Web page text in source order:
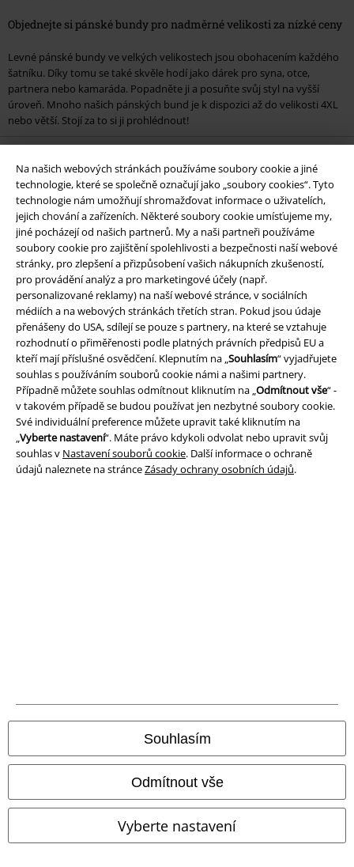
Na našich webových stránkách používáme soubory cookie a jiné
technologie, které se společně označují jako „soubory cookies“. Tyto
technologie nám umožňují shromažďovat informace o uživatelích,
jejich chování a zařízeních. Některé soubory cookie umísťujeme my,
jiné pocházejí od našich partnerů. My a naši partneři používáme
soubory cookie pro zajištění spolehlivosti a bezpečnosti naší webové
stránky, pro zlepšení a přizpůsobení vašich nákupních zkušeností,
pro provádění analýz a pro marketingové účely (např.
personalizované reklamy) na naší webové stránce, v sociálních
médiích a na webových stránkách třetích stran. Pokud jsou údaje
přenášeny do USA, sdílejí se pouze s partnery, na které se vztahuje
rozhodnutí o přiměřenosti podle platných právních předpisů EU a
kteří mají příslušné osvědčení. Klepnutím na „Souhlasím“ vyjadřujete
souhlas s používáním souborů cookie námi a našimi partnery.
Případně můžete souhlas odmítnout kliknutím na „Odmítnout vše“ -
v takovém případě se budou používat jen nezbytné soubory cookie.
Své individuální preference můžete upravit také kliknutím na
„Vyberte nastavení“. Máte právo kdykoli odvolat nebo upravit svůj
souhlas v Nastavení souborů cookie. Další informace o ochraně
údajů naleznete na stránceZásady ochrany osobních údajů.
Souhlasím
Odmítnout vše
Vyberte nastavení
Objednejte si pánské bundy pro nadměrné velikosti za nízké ceny
Levné pánské bundy ve velkých velikostech jsou obohacením každého
šatníku. Díky tomu se také skvěle hodí jako dárek pro syna, otce,
partnera nebo kamaráda. Popadněte ji a posuňte svůj styl na vyšší
úroveň. Mnoho našich pánských bund je k dispozici až do velikosti 4XL
nebo větší. Stojí za to si ji prohlédnout!
20%
Sleva
E-Mail Newsletter
Získejte 20% slevový poukaz, když se přihlásíte
teď!Více
Tímto souhlasím se zasíláním EMP Newslettru a souhlasím s tím, že
E.M.P. Merchandising mbH může zpracovávat mé osobní údaje a
pravidelně mi posílat informace o svých produktech. Mé osobní údaje
budou zpracovány v souladu s ustanovenímiOchrana osobních údajů.
Můj souhlas mohu kdykoliv odvolat na odhlašovací odkaz/link.
Unsubscribehere.
Odebírat
*Platí pouze online a kód je platný jen 4 týdny. Nelze kombinovat s jinými
slevovými kódy. Po vložení a potvrzení kódu bude sleva automaticky
Zahájit chat
Zákaznícky servis
Pomoc / FAQ
Podmínky vracení zboží